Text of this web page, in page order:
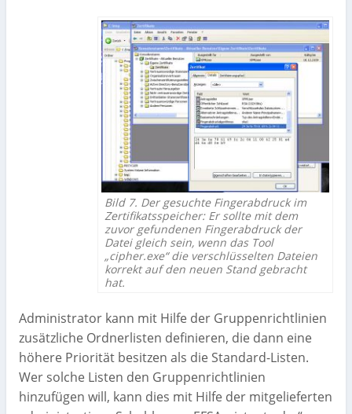
Bild 7. Der gesuchte Fingerabdruck im
Zertifikatsspeicher: Er sollte mit dem
zuvor gefundenen Fingerabdruck der
Datei gleich sein, wenn das Tool
„cipher.exe“ die verschlüsselten Dateien
korrekt auf den neuen Stand gebracht
hat.
Administrator kann mit Hilfe der Gruppenrichtlinien
zusätzliche Ordnerlisten definieren, die dann eine
höhere Priorität besitzen als die Standard-Listen.
Wer solche Listen den Gruppenrichtlinien
hinzufügen will, kann dies mit Hilfe der mitgelieferten